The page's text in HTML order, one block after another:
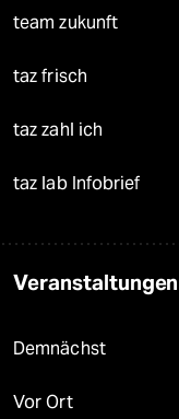
team zukunft
taz frisch
taz zahl ich
taz lab Infobrief
Veranstaltungen
Demnächst
Vor Ort